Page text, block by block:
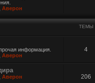
Аверон
ТЕМЫ
информация.
Аверон
4
Аверон 206